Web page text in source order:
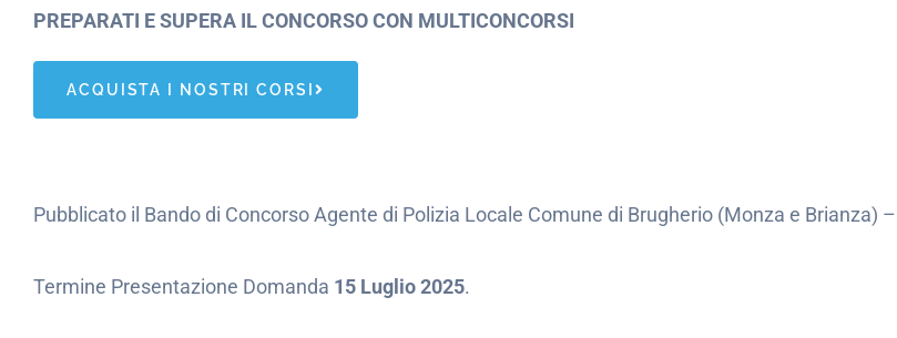
PREPARATI E SUPERA IL CONCORSO CON MULTICONCORSI
ACQUISTA I NOSTRI CORSI
Pubblicato il Bando di Concorso Agente di Polizia Locale Comune di Brugherio (Monza e Brianza)
Termine Presentazione Domanda 15 Luglio 2025.